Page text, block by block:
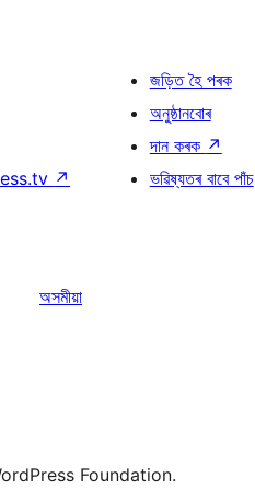
↗
জড়িত হৈ পৰক
অনুষ্ঠানবোৰ
দান কৰক ↗
ভৱিষ্যতৰ বাবে পাঁচ
অসমীয়া
Foundation.